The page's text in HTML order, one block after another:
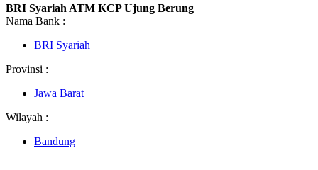
BRI Syariah ATM KCP Ujung Berung
Nama Bank :
BRI Syariah
Provinsi :
Jawa Barat
Wilayah :
Bandung